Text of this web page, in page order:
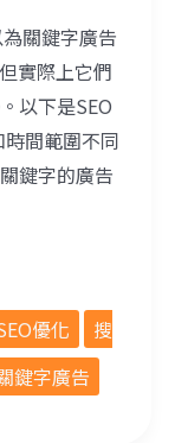
關鍵字廣告
實際上它們
以下是SEO
間範圍不同
鍵字的廣告
優化
搜
鍵字廣告